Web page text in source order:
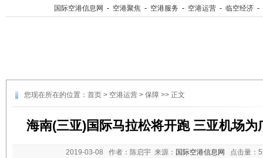
国际空港信息网 - 空港聚焦 - 空港服务 - 空港运营 - 临空经济 -
您现在所在的位置： 首页 > 空港运营 > 保障 >> 正文
海南(三亚)国际马拉松将开跑 三亚机场为
2019-03-08 作者：陈启宇 来源： 国际空港信息网 点击量：